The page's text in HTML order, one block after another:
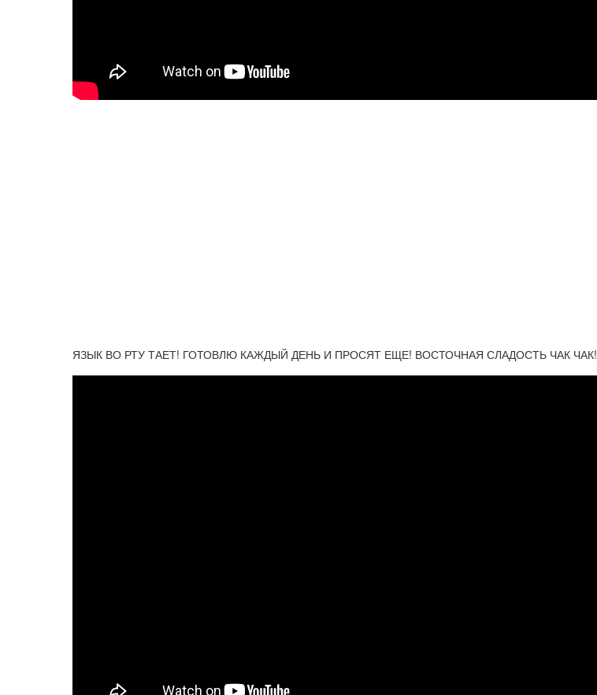
ЯЗЫК ВО РТУ ТАЕТ! ГОТОВЛЮ КАЖДЫЙ ДЕНЬ И ПРОСЯТ ЕЩЕ! ВОСТОЧНАЯ СЛАДОСТЬ ЧАК ЧАК!